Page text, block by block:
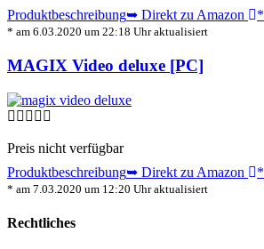
Produktbeschreibung➥ Direkt zu Amazon *
* am 6.03.2020 um 22:18 Uhr aktualisiert
MAGIX Video deluxe [PC]
Preis nicht verfügbar
Produktbeschreibung➥ Direkt zu Amazon *
* am 7.03.2020 um 12:20 Uhr aktualisiert
Rechtliches